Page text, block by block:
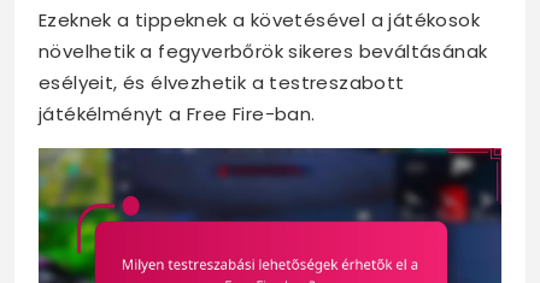
Ezeknek a tippeknek a követésével a játékosok
növelhetik a fegyverbőrök sikeres beváltásának
esélyeit, és élvezhetik a testreszabott
játékélményt a Free Fire-ban.